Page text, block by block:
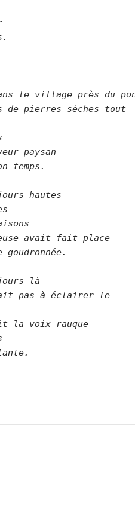
le village près du
de pierres sèches tout
paysan
temps.
hautes
avait fait place
là
pas à éclairer le
la voix rauque